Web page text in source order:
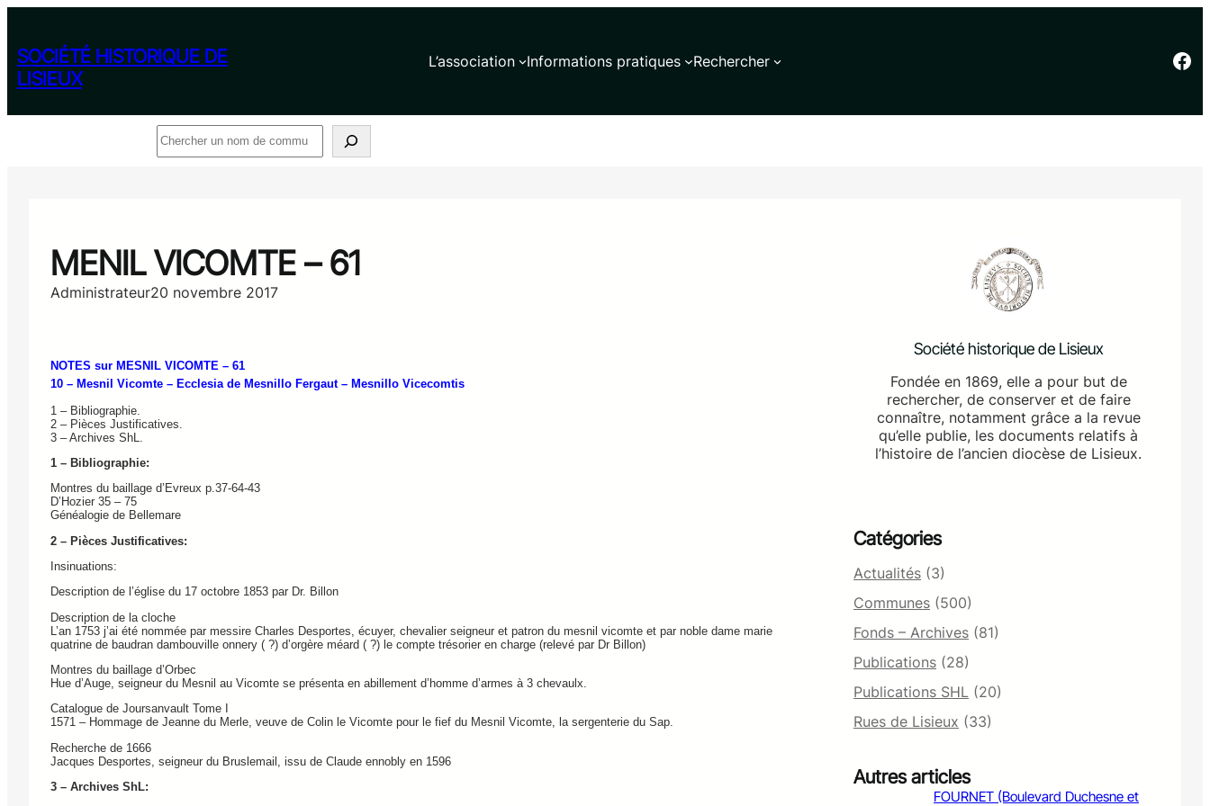
contenu
SOCIÉTÉ HISTORIQUE DE
LISIEUX
L’association Informations pratiques Rechercher Facebook
MENIL VICOMTE – 61
Administrateur20 novembre 2017
NOTES sur MESNIL VICOMTE – 61
10 – Mesnil Vicomte – Ecclesia de Mesnillo Fergaut – Mesnillo Vicecomtis
1 – Bibliographie.
2 – Pièces Justificatives.
3 – Archives ShL.
1 – Bibliographie:
Montres du baillage d’Evreux p.37-64-43
D’Hozier 35 – 75
Généalogie de Bellemare
2 – Pièces Justificatives:
Insinuations:
Description de l’église du 17 octobre 1853 par Dr. Billon
Description de la cloche
L’an 1753 j’ai été nommée par messire Charles Desportes, écuyer, chevalier seigneur et patron du mesnil vicomte et par noble dame marie
quatrine de baudran dambouville onnery ( ?) d’orgère méard ( ?) le compte trésorier en charge (relevé par Dr Billon)
Montres du baillage d’Orbec
Hue d’Auge, seigneur du Mesnil au Vicomte se présenta en abillement d’homme d’armes à 3 chevaulx.
Catalogue de Joursanvault Tome I
1571 – Hommage de Jeanne du Merle, veuve de Colin le Vicomte pour le fief du Mesnil Vicomte, la sergenterie du Sap.
Recherche de 1666
Jacques Desportes, seigneur du Bruslemail, issu de Claude ennobly en 1596
3 – Archives ShL:
Société historique de Lisieux
Fondée en 1869, elle a pour but de
rechercher, de conserver et de faire
connaître, notamment grâce a la revue
qu’elle publie, les documents relatifs à
l’histoire de l’ancien diocèse de Lisieux.
Catégories
Actualités (3)
Communes (500)
Fonds – Archives (81)
Publications (28)
Publications SHL (20)
Rues de Lisieux (33)
Autres articles
FOURNET (Boulevard Duchesne et